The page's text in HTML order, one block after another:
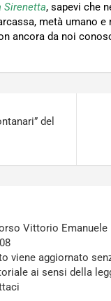
Sirenetta, sapevi che
metà umano e
ancora da noi
del
Vittorio Emanuele
viene aggiornato
ai sensi della